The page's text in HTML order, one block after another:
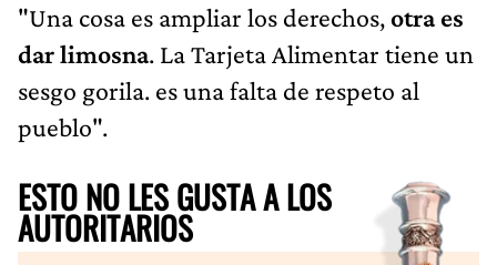
"Una cosa es ampliar los derechos,otra es
dar limosna. La Tarjeta Alimentar tiene un
sesgo gorila. es una falta de respeto al
pueblo".
ESTO NO LES GUSTA A LOS
AUTORITARIOS